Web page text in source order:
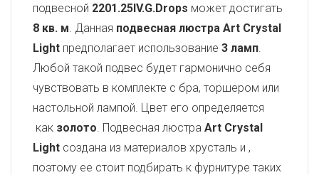
подвесной 2201.25IV.G.Drops может достигать
8 кв. м. Данная подвесная люстра Art Crystal
Light предполагает использование 3 ламп.
Любой такой подвес будет гармонично себя
чувствовать в комплекте с бра, торшером или
настольной лампой. Цвет его определяется
как золото. Подвесная люстра Art Crystal
Light создана из материалов хрусталь и ,
поэтому ее стоит подбирать к фурнитуре таких